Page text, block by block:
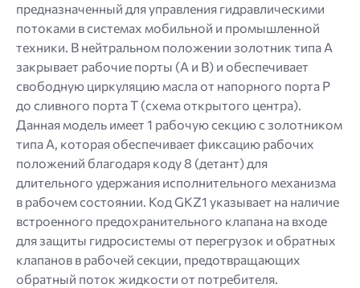
предназначенный для управления гидравлическими
потоками в системах мобильной и промышленной
техники. В нейтральном положении золотник типа А
закрывает рабочие порты (A и B) и обеспечивает
свободную циркуляцию масла от напорного порта P
до сливного порта T (схема открытого центра).
Данная модель имеет 1 рабочую секцию с золотником
типа А, которая обеспечивает фиксацию рабочих
положений благодаря коду 8 (детант) для
длительного удержания исполнительного механизма
в рабочем состоянии. Код GKZ1 указывает на наличие
встроенного предохранительного клапана на входе
для защиты гидросистемы от перегрузок и обратных
клапанов в рабочей секции, предотвращающих
обратный поток жидкости от потребителя.